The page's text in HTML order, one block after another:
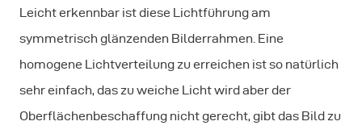
Leicht erkennbar ist diese Lichtführung am
symmetrisch glänzenden Bilderrahmen. Eine
homogene Lichtverteilung zu erreichen ist so natürlich
sehr einfach, das zu weiche Licht wird aber der
Oberflächenbeschaffung nicht gerecht, gibt das Bild zu